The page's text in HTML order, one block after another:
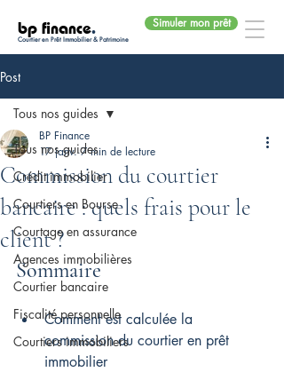
bp finance.
Courtier en Prêt Immobilier & Patrimoine
Simuler mon prêt
Post
Tous nos guides
Crédit immobilier
Courtiers en Bourse
Courtage en assurance
Agences immobilières
Courtier bancaire
Fiscalité personnelle
Courtiers immobiliers
Tous nos guides
Commission du courtier
bancaire : quels frais pour le
client ?
BP Finance
17 janv. 7 min de lecture
Sommaire
Comment est calculée la
commission du courtier en prêt
immobilier